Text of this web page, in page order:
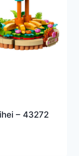
– 43272